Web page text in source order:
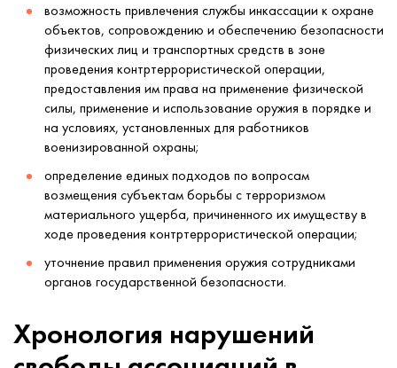
возможность привлечения службы инкассации к охране
объектов, сопровождению и обеспечению безопасности
физических лиц и транспортных средств в зоне
проведения контртеррористической операции,
предоставления им права на применение физической
силы, применение и использование оружия в порядке и
на условиях, установленных для работников
военизированной охраны;
определение единых подходов по вопросам
возмещения субъектам борьбы с терроризмом
материального ущерба, причиненного их имуществу в
ходе проведения контртеррористической операции;
уточнение правил применения оружия сотрудниками
органов государственной безопасности.
Хронология нарушений